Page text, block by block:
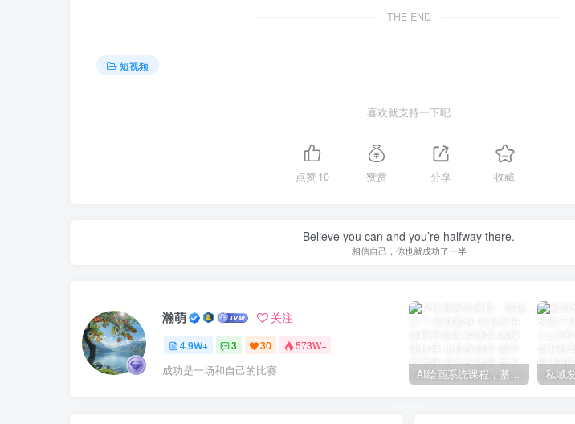
THE END
短视频
喜欢就支持一下吧
点赞10 赞赏 分享 收藏
Believe you can and you’re halfway there.
相信自己，你也就成功了一半
瀚萌 关注
4.9W+ 3 30 573W+
成功是一场和自己的比赛 AI绘画系统课程，基础入门-实战案例-商业应用